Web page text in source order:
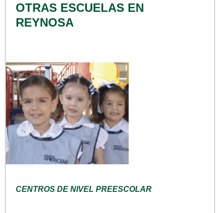
OTRAS ESCUELAS EN
REYNOSA
CENTROS DE NIVEL PREESCOLAR